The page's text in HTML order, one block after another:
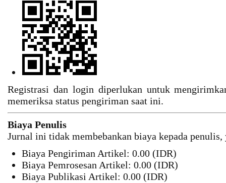
Registrasi dan login diperlukan untuk
memeriksa status pengiriman saat ini.
Biaya Penulis
Jurnal ini tidak membebankan biaya kepada
Biaya Pengiriman Artikel: 0.00 (IDR)
Biaya Pemrosesan Artikel: 0.00 (IDR)
Biaya Publikasi Artikel: 0.00 (IDR)